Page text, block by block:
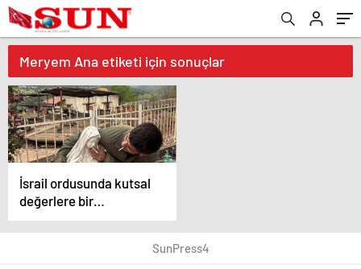
Meryem Ana etiketi için sonuçlar
İsrail ordusunda kutsal
değerlere bir
saygısızlık daha: Bu
kez Meryem Ana
SunPress4